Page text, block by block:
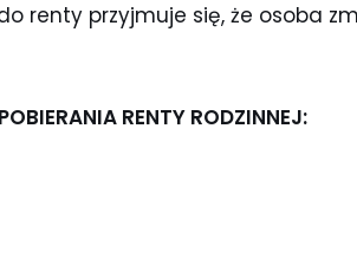
renty przyjmuje się, że osoba
RENTY RODZINNEJ: